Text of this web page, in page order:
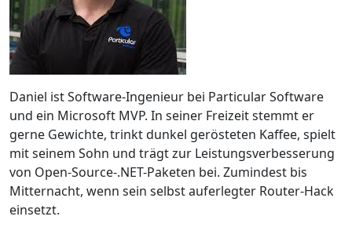
Daniel ist Software-Ingenieur bei Particular Software
und ein Microsoft MVP. In seiner Freizeit stemmt er
gerne Gewichte, trinkt dunkel gerösteten Kaffee, spielt
mit seinem Sohn und trägt zur Leistungsverbesserung
von Open-Source-.NET-Paketen bei. Zumindest bis
Mitternacht, wenn sein selbst auferlegter Router-Hack
einsetzt.